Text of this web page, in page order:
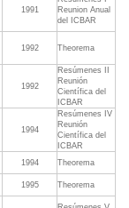
1991
Reunion Anual
del ICBAR
1992 Theorema
1992
Resúmenes II
Reunión
Científica del
ICBAR
1994
Resúmenes IV
Reunión
Científica del
ICBAR
1994
Theorema
1995 Theorema